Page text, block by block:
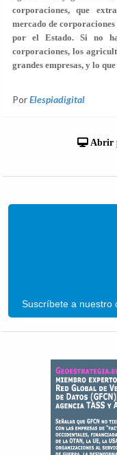
corporaciones, que
mercado de
por el Estado. Si no
corporaciones, los
grandes empresas, y lo
PorElespiadigital
Abrir
Suscríbete a nuestro